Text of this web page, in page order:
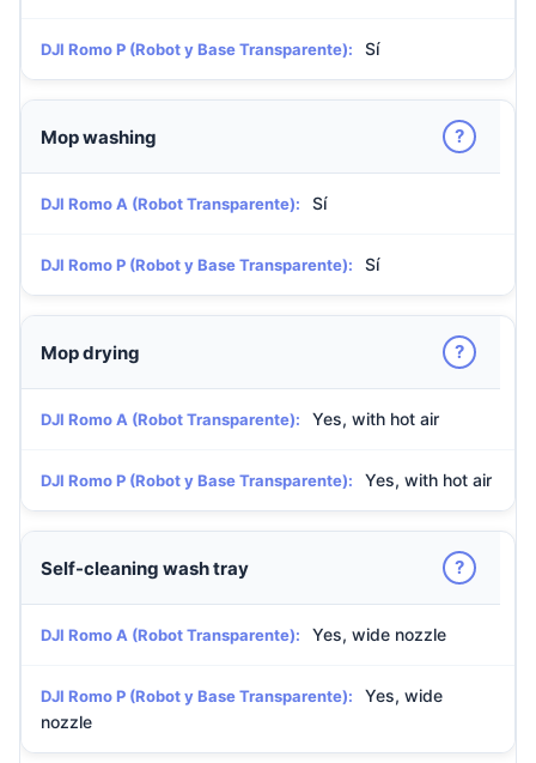
DJI Romo P (Robot y Base Transparente): Sí
Mop washing ?
DJI Romo A (Robot Transparente): Sí
DJI Romo P (Robot y Base Transparente): Sí
Mop drying ?
DJI Romo A (Robot Transparente): Yes, with hot air
DJI Romo P (Robot y Base Transparente): Yes, with hot air
Self-cleaning wash tray ?
DJI Romo A (Robot Transparente): Yes, wide nozzle
DJI Romo P (Robot y Base Transparente):
Yes, wide
nozzle